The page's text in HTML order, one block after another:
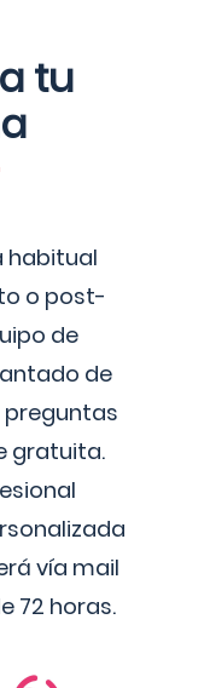
tu
habitual
o post-
de
de
preguntas
gratuita.
vía mail
72 horas.